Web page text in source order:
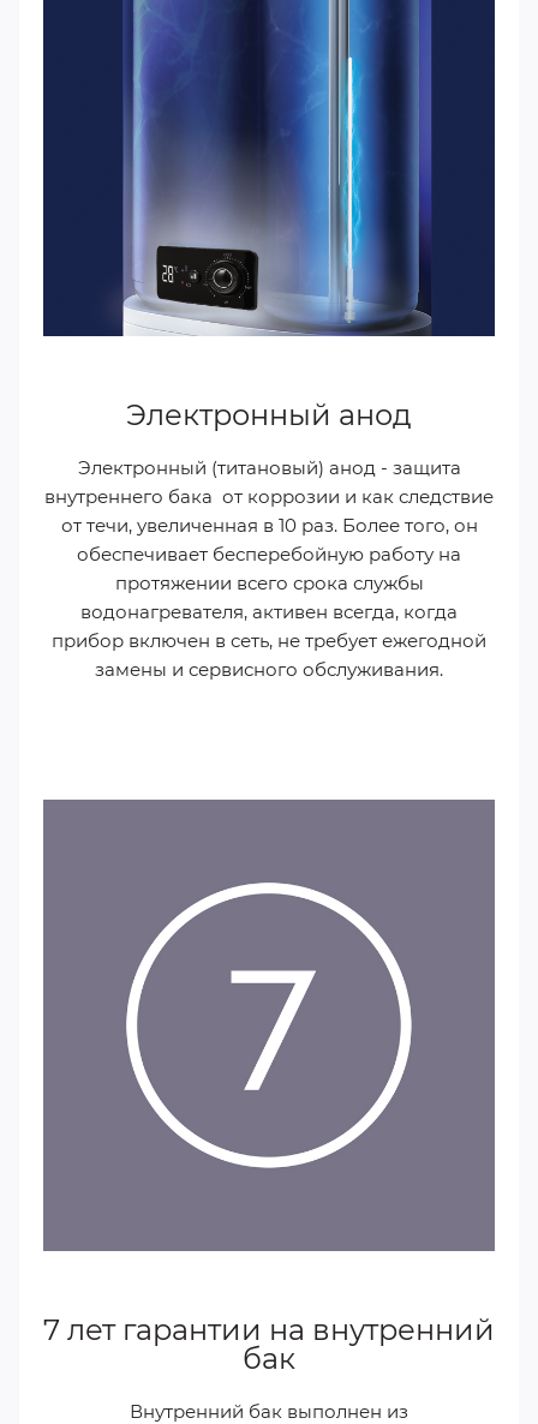
Электронный анод
Электронный (титановый) анод - защита
внутреннего бака от коррозии и как следствие
от течи, увеличенная в 10 раз. Более того, он
обеспечивает бесперебойную работу на
протяжении всего срока службы
водонагревателя, активен всегда, когда
прибор включен в сеть, не требует ежегодной
замены и сервисного обслуживания.
7 лет гарантии на внутренний
бак
Внутренний бак выполнен из